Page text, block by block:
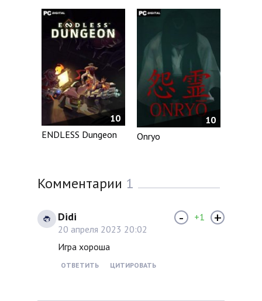
10
ENDLESS Dungeon
10
Onryo
Комментарии 1
Didi
20 апреля 2023 20:02
Игра хороша
ОТВЕТИТЬ ЦИТИРОВАТЬ
- +1 +